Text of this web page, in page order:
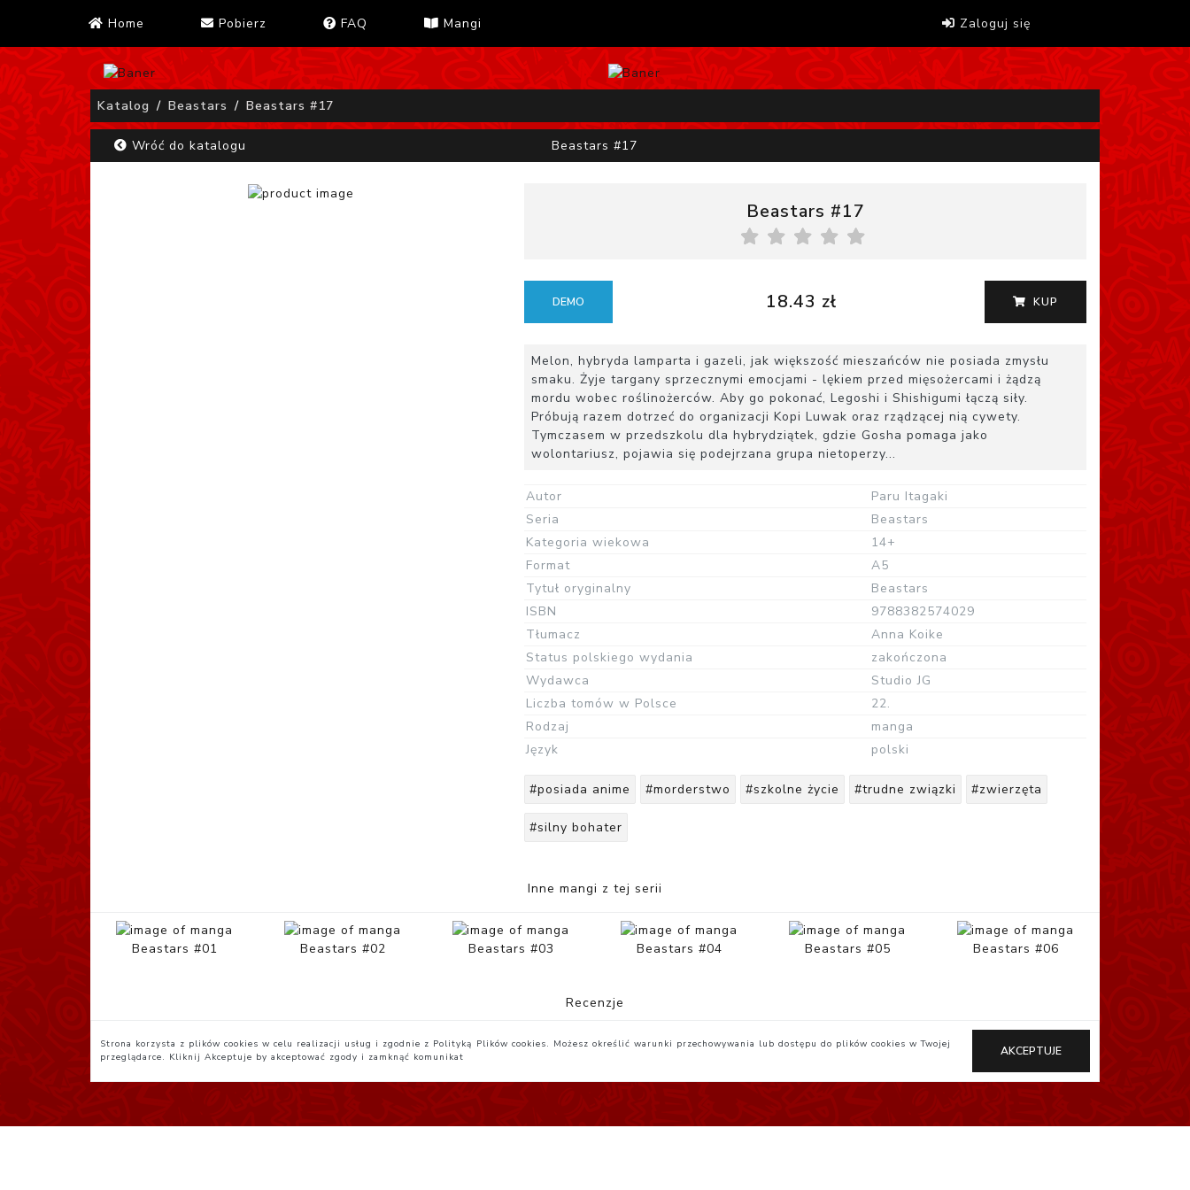
Home Pobierz FAQ Mangi Zaloguj się
Katalog Beastars Beastars #17
Wróć do katalogu Beastars #17
Beastars #17
DEMO 18.43 zł KUP
Melon, hybryda lamparta i gazeli, jak większość mieszańców nie posiada zmysłu
smaku. Żyje targany sprzecznymi emocjami - lękiem przed mięsożercami i żądzą
mordu wobec roślinożerców. Aby go pokonać, Legoshi i Shishigumi łączą siły.
Próbują razem dotrzeć do organizacji Kopi Luwak oraz rządzącej nią cywety.
Tymczasem w przedszkolu dla hybrydziątek, gdzie Gosha pomaga jako
wolontariusz, pojawia się podejrzana grupa nietoperzy...
Autor
Paru Itagaki
Seria
Beastars
Kategoria wiekowa
14+
Format
A5
Tytuł oryginalny
Beastars
ISBN
9788382574029
Tłumacz
Anna Koike
Status polskiego wydania
zakończona
Wydawca
Studio JG
Liczba tomów w Polsce
22.
Rodzaj
manga
Język
polski
#posiada anime #morderstwo #szkolne życie #trudne związki #zwierzęta
#silny bohater
Inne mangi z tej serii
Beastars #01 Beastars #02 Beastars #03 Beastars #04 Beastars #05 Beastars #06
Recenzje
Strona korzysta z plików cookies w celu realizacji usług i zgodnie z Polityką Plików cookies. Możesz określić warunki przechowywania lub dostępu do plików cookies w Twojej
przeglądarce. Kliknij Akceptuje by akceptować zgody i zamknąć komunikat AKCEPTUJE